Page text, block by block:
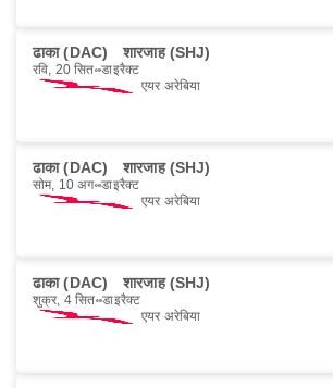
ढाका (DAC) शारजाह (SHJ)
रवि, 20 सित॰ डाइरैक्ट
एयर अरेबिया
ढाका (DAC) शारजाह (SHJ)
सोम, 10 अग॰ डाइरैक्ट
एयर अरेबिया
ढाका (DAC) शारजाह (SHJ)
शुक्र, 4 सित॰ डाइरैक्ट
एयर अरेबिया